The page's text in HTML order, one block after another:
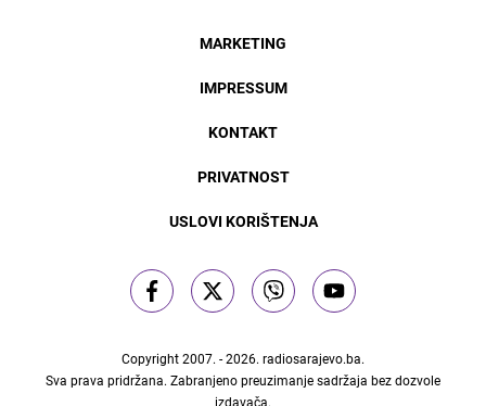
MARKETING
IMPRESSUM
KONTAKT
PRIVATNOST
USLOVI KORIŠTENJA
Copyright 2007. - 2026. radiosarajevo.ba.
Sva prava pridržana. Zabranjeno preuzimanje sadržaja bez dozvole
izdavača.